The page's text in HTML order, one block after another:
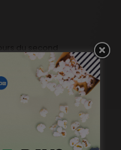
du second
festival français?).
distribution et en
seront